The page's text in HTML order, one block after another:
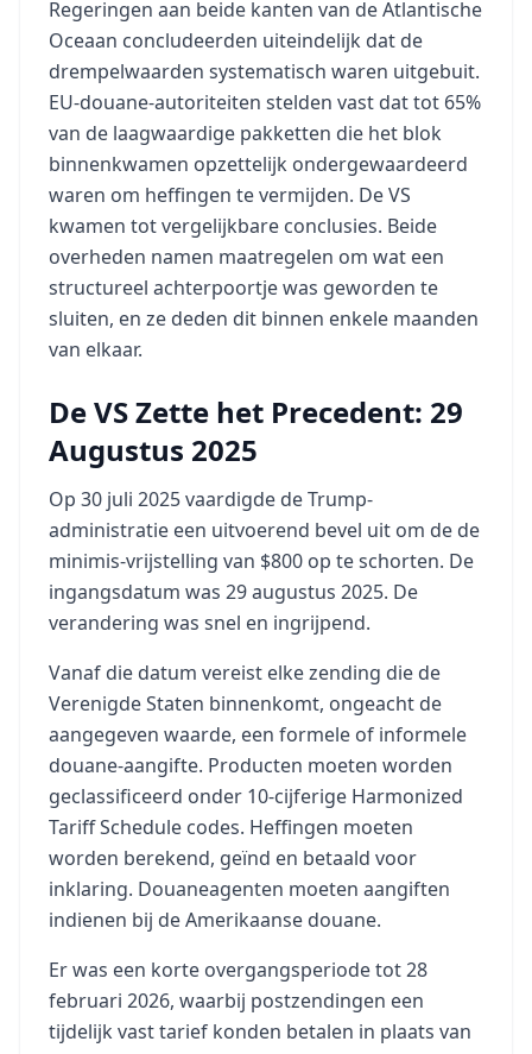
Regeringen aan beide kanten van de Atlantische
Oceaan concludeerden uiteindelijk dat de
drempelwaarden systematisch waren uitgebuit.
EU-douane-autoriteiten stelden vast dat tot 65%
van de laagwaardige pakketten die het blok
binnenkwamen opzettelijk ondergewaardeerd
waren om heffingen te vermijden. De VS
kwamen tot vergelijkbare conclusies. Beide
overheden namen maatregelen om wat een
structureel achterpoortje was geworden te
sluiten, en ze deden dit binnen enkele maanden
van elkaar.
De VS Zette het Precedent: 29
Augustus 2025
Op 30 juli 2025 vaardigde de Trump-
administratie een uitvoerend bevel uit om de de
minimis-vrijstelling van $800 op te schorten. De
ingangsdatum was 29 augustus 2025. De
verandering was snel en ingrijpend.
Vanaf die datum vereist elke zending die de
Verenigde Staten binnenkomt, ongeacht de
aangegeven waarde, een formele of informele
douane-aangifte. Producten moeten worden
geclassificeerd onder 10-cijferige Harmonized
Tariff Schedule codes. Heffingen moeten
worden berekend, geïnd en betaald voor
inklaring. Douaneagenten moeten aangiften
indienen bij de Amerikaanse douane.
Er was een korte overgangsperiode tot 28
februari 2026, waarbij postzendingen een
tijdelijk vast tarief konden betalen in plaats van